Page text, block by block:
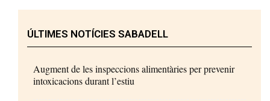
ÚLTIMES NOTÍCIES SABADELL
Augment de les inspeccions alimentàries per prevenir
intoxicacions durant l’estiu